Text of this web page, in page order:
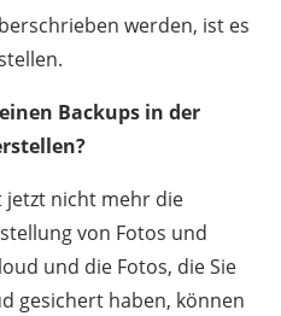
werden, ist es
Backups in der
jetzt nicht mehr die
von Fotos und
und die Fotos, die Sie
gesichert haben, können